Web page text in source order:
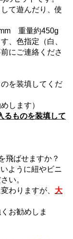
て遊んだり、使
重量約450g
、色指定（白、
にご連絡くださ
を装填してくだ
します）
るものを装填して
飛ばせますか？
ように紐やビニ
い。
わりますが、 大
お勧めしま